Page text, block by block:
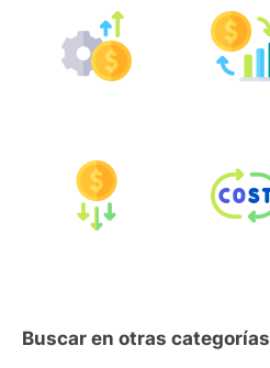
Buscar en otras categorías